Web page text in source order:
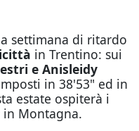
settimana di ritardo
in Trentino: sui
e Anisleidy
in 38'53" ed in
estate ospiterà i
in Montagna.